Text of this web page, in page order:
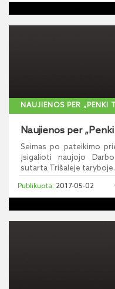
NAUJIENOS PER „PENKI
Naujienos per „Penki
Seimas po pateikimo
įsigalioti naujojo
sutarta Trišalėje taryboje.
2017-05-02